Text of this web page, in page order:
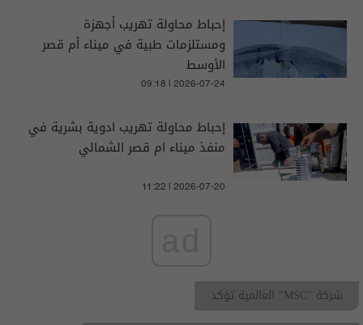
إحباط محاولة تهريب أجهزة
ومستلزمات طبية في ميناء أم قصر
الأوسط
09:18 | 2026-07-24
إحباط محاولة تهريب ادوية بشرية في
منفذ ميناء ام قصر الشمالي
11:22 | 2026-07-20
شركة "MSC" العالمية تؤكد